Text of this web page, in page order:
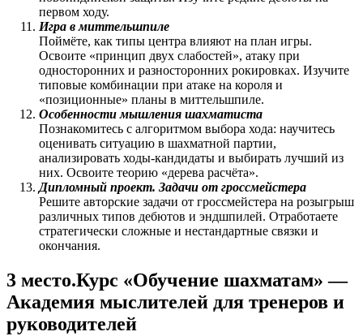
первом ходу.
Игра в миттельшпиле
Поймёте, как типы центра влияют на план игры.
Освоите «принцип двух слабостей», атаку при
односторонних и разносторонних рокировках. Изучите
типовые комбинации при атаке на короля и
«позиционные» планы в миттельшпиле.
Особенности мышления шахматиста
Познакомитесь с алгоритмом выбора хода: научитесь
оценивать ситуацию в шахматной партии,
анализировать ходы-кандидаты и выбирать лучший из
них. Освоите теорию «дерева расчёта».
Дипломный проект. Задачи от гроссмейстера
Решите авторские задачи от гроссмейстера на розыгрыш
различных типов дебютов и эндшпилей. Отработаете
стратегически сложные и нестандартные связки и
окончания.
3 место.Курс «Обучение шахматам» —
Академия мыслителей для тренеров и
руководителей